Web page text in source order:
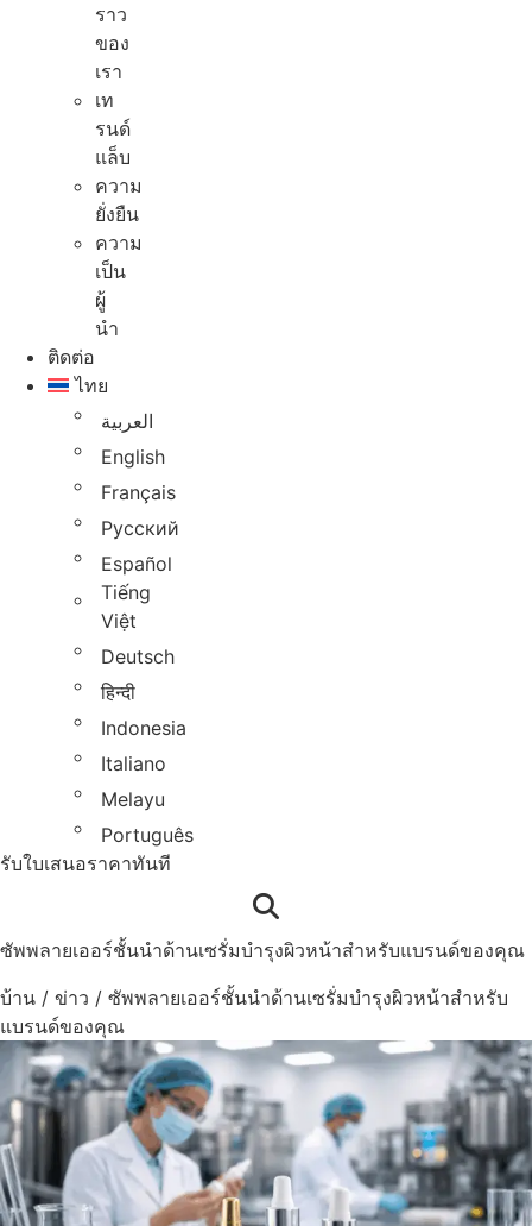
ราว
ของ
เรา
เท
รนด์
แล็บ
ความ
ยั่งยืน
ความ
เป็น
ผู้
นํา
ติดต่อ
ไทย
العربية
English
Français
Русский
Español
Tiếng
Việt
Deutsch
हिन्दी
Indonesia
Italiano
Melayu
Português
รับใบเสนอราคาทันที
ซัพพลายเออร์ชั้นนำด้านเซรั่มบำรุงผิวหน้าสำหรับแบรนด์ของคุณ
บ้าน / ข่าว / ซัพพลายเออร์ชั้นนำด้านเซรั่มบำรุงผิวหน้าสำหรับ
แบรนด์ของคุณ